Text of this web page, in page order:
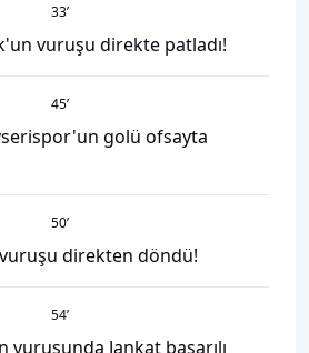
33’
vuruşu direkte patladı!
45’
golü ofsayta
50’
direkten döndü!
54’
vuruşunda Jankat başarılı